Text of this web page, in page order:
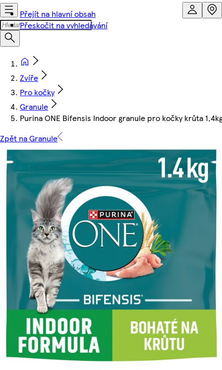
Přejít na hlavní obsah
Přeskočit na vyhledávání
Zvíře
Pro kočky
Granule
Purina ONE Bifensis Indoor granule pro kočky krůta
Zpět na Granule